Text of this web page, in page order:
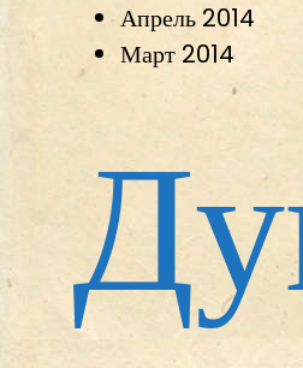
Апрель 2014
Март 2014